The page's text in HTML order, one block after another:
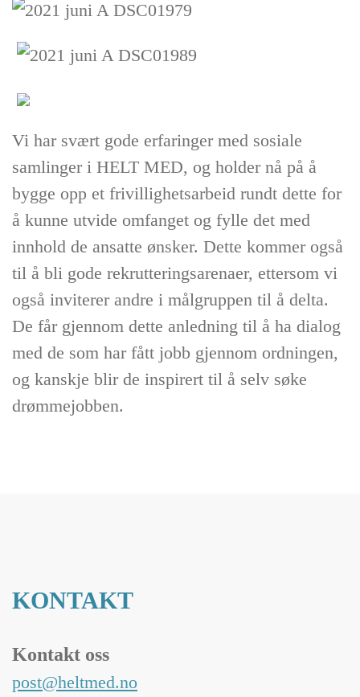
Vi har svært gode erfaringer med sosiale
samlinger i HELT MED, og holder nå på å
bygge opp et frivillighetsarbeid rundt dette for
å kunne utvide omfanget og fylle det med
innhold de ansatte ønsker. Dette kommer også
til å bli gode rekrutteringsarenaer, ettersom vi
også inviterer andre i målgruppen til å delta.
De får gjennom dette anledning til å ha dialog
med de som har fått jobb gjennom ordningen,
og kanskje blir de inspirert til å selv søke
drømmejobben.
KONTAKT
Kontakt oss
post@heltmed.no